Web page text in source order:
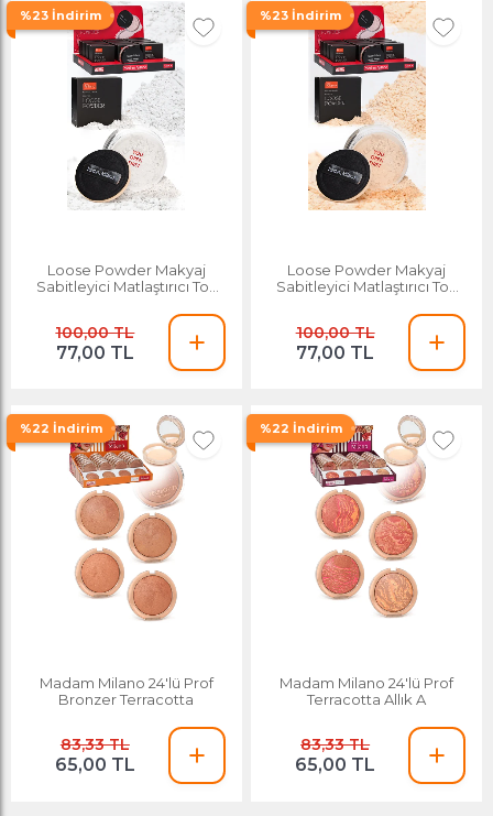
%23 İndirim
Loose Powder Makyaj
Sabitleyici Matlaştırıcı Toz
100,00 TL
77,00 TL
%23 İndirim
Loose Powder Makyaj
Sabitleyici Matlaştırıcı Toz
100,00 TL
77,00 TL
%22 İndirim
Madam Milano 24'lü Prof
Bronzer Terracotta
83,33 TL
65,00 TL
%22 İndirim
Madam Milano 24'lü Prof
Terracotta Allık A
83,33 TL
65,00 TL